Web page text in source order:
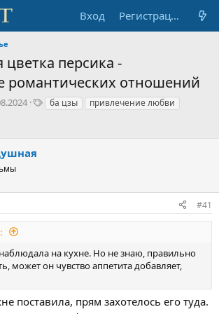
Вход Регистрация
персика -
романтических отношений
Тба цзы
привлечение любви
#41
на кухне. Но не знаю, правильно
может он чувство аппетита добавляет,
поставила, прям захотелось его туда.